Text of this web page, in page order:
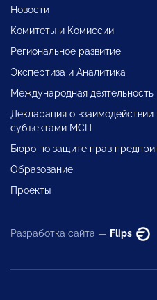
Новости
Комитеты и Комиссии
Региональное развитие
Экспертиза и Аналитика
Международная деятельность
Декларация о взаимодействии
субъектами МСП
Бюро по защите прав
Образование
Проекты
Разработка сайта — Flips